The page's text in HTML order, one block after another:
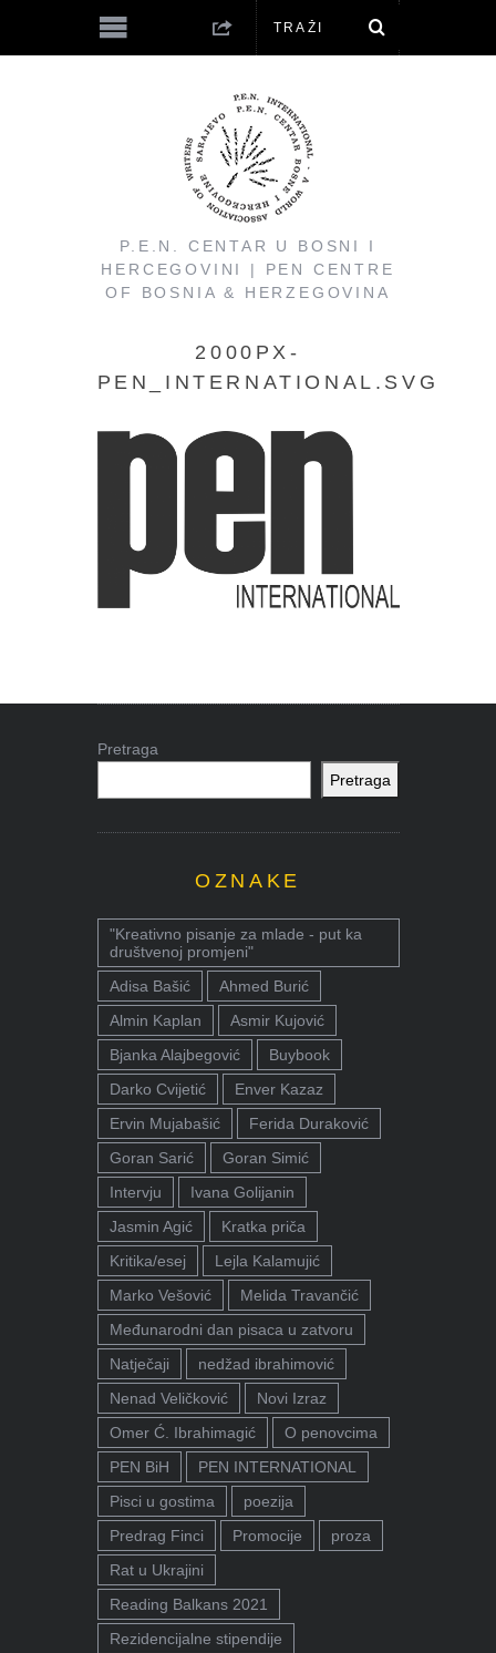
P.E.N. CENTAR U BOSNI I
HERCEGOVINI | PEN CENTRE
OF BOSNIA & HERZEGOVINA
2000PX-
PEN_INTERNATIONAL.SVG
Pretraga
Pretraga
OZNAKE
"Kreativno pisanje za mlade - put ka
društvenoj promjeni"
Adisa Bašić
Ahmed Burić
Almin Kaplan
Asmir Kujović
Bjanka Alajbegović
Buybook
Darko Cvijetić
Enver Kazaz
Ervin Mujabašić
Ferida Duraković
Goran Sarić
Goran Simić
Intervju
Ivana Golijanin
Jasmin Agić
Kratka priča
Kritika/esej
Lejla Kalamujić
Marko Vešović
Melida Travančić
Međunarodni dan pisaca u zatvoru
Natječaji
nedžad ibrahimović
Nenad Veličković
Novi Izraz
Omer Ć. Ibrahimagić
O penovcima
PEN BiH
PEN INTERNATIONAL
Pisci u gostima
poezija
Predrag Finci
Promocije
proza
Rat u Ukrajini
Reading Balkans 2021
Rezidencijalne stipendije